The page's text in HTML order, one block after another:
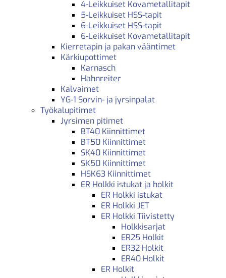
4-Leikkuiset Kovametallitapit
5-Leikkuiset HSS-tapit
6-Leikkuiset HSS-tapit
6-Leikkuiset Kovametallitapit
Kierretapin ja pakan vääntimet
Kärkiupottimet
Karnasch
Hahnreiter
Kalvaimet
YG-1 Sorvin- ja jyrsinpalat
Työkalupitimet
Jyrsimen pitimet
BT40 Kiinnittimet
BT50 Kiinnittimet
SK40 Kiinnittimet
SK50 Kiinnittimet
HSK63 Kiinnittimet
ER Holkki istukat ja holkit
ER Holkki istukat
ER Holkki JET
ER Holkki Tiivistetty
Holkkisarjat
ER25 Holkit
ER32 Holkit
ER40 Holkit
ER Holkit